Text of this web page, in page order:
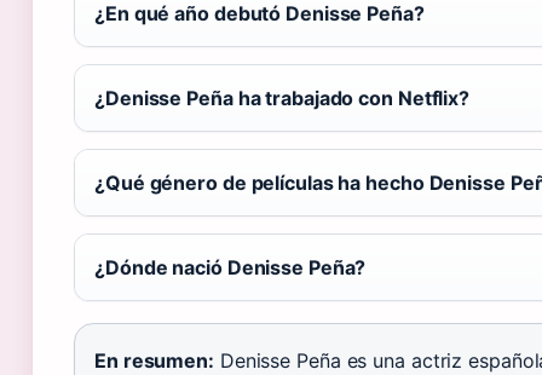
¿En qué año debutó Denisse Peña?
¿Denisse Peña ha trabajado con Netflix?
¿Qué género de películas ha hecho Denisse
¿Dónde nació Denisse Peña?
En resumen: Denisse Peña es una actriz